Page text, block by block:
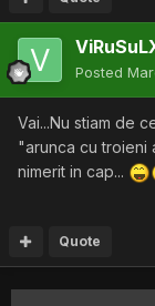
Posted
Vai...Nu stiam de
"arunca cu troieni
nimerit in cap...
Quote